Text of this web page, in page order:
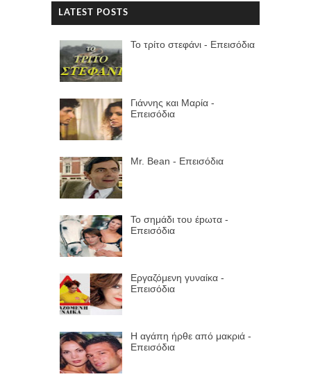
LATEST POSTS
Το τρίτο στεφάνι - Επεισόδια
Γιάννης και Μαρία -
Επεισόδια
Mr. Bean - Επεισόδια
Το σημάδι του έpωτα -
Επεισόδια
Εργαζόμενη γυναίκα -
Επεισόδια
Η αγάπη ήρθε από μακριά -
Επεισόδια